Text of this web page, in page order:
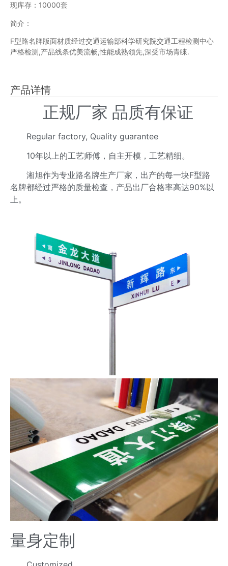
现库存：10000套
简介：
F型路名牌版面材质经过交通运输部科学研究院交通工程检测中心
严格检测,产品线条优美流畅,性能成熟领先,深受市场青睐.
产品详情
正规厂家 品质有保证
Regular factory, Quality guarantee
10年以上的工艺师傅，自主开模，工艺精细。
湘旭作为专业路名牌生产厂家，出产的每一块F型路
名牌都经过严格的质量检查，产品出厂合格率高达90%以
上。
量身定制